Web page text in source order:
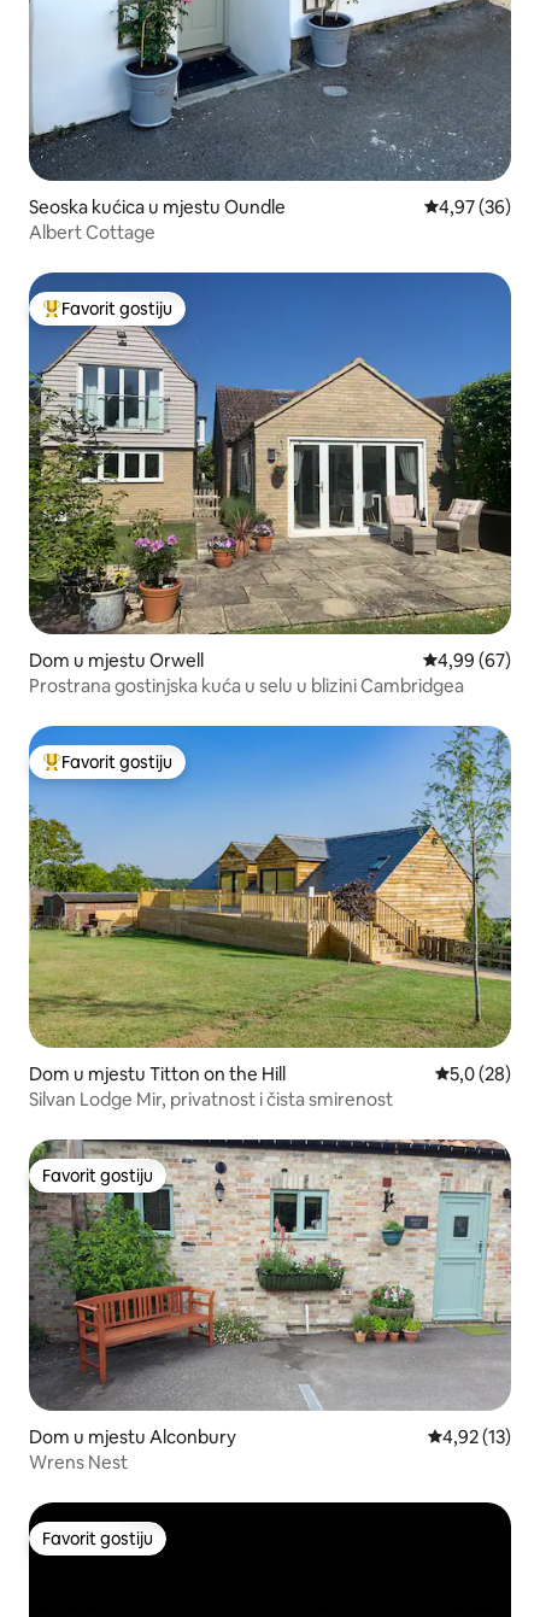
Seoska kućica u mjestu Oundle Prosječna
4,97 (36)
Albert Cottage
Glavni favorit gostiju
Favorit gostiju
Dom u mjestu Orwell Prosječna
4,99 (67)
Prostrana gostinjska kuća u selu u blizini Cambridgea
Glavni favorit gostiju
Favorit gostiju
Dom u mjestu Titton on the Hill Prosječna
5,0 (28)
Silvan Lodge Mir, privatnost i čista smirenost
Favorit gostiju
Favorit gostiju
Dom u mjestu Alconbury Prosječna
4,92 (13)
Wrens Nest
Favorit gostiju
Favorit gostiju